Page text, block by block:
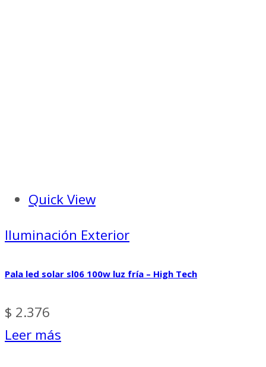
Quick View
Iluminación Exterior
Pala led solar sl06 100w luz fría – High Tech
$ 2.376
Leer más